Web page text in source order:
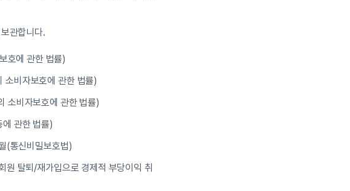
관합니다.
호에 관한 법률)
소비자보호에 관한 법률)
소비자보호에 관한 법률)
관한 법률)
(통신비밀보호법)
탈퇴/재가입으로 경제적 부당이익 취